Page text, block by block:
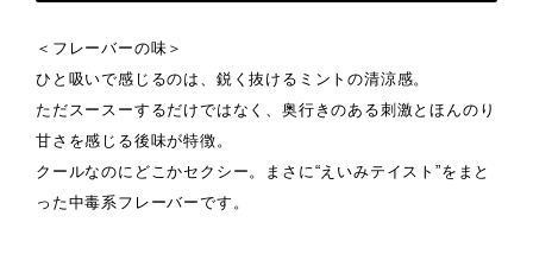
＜フレーバーの味＞
ひと吸いで感じるのは、鋭く抜けるミントの清涼感。
ただスースーするだけではなく、奥行きのある刺激とほんのり
甘さを感じる後味が特徴。
クールなのにどこかセクシー。まさに“えいみテイスト”をまと
った中毒系フレーバーです。